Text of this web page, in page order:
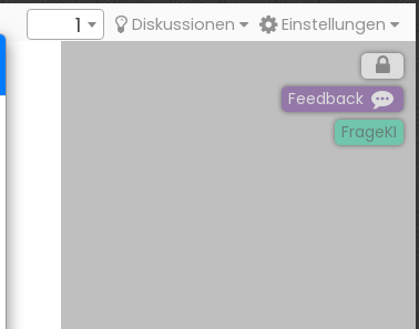
1 Diskussionen Einstellungen
Feedback
FrageKI